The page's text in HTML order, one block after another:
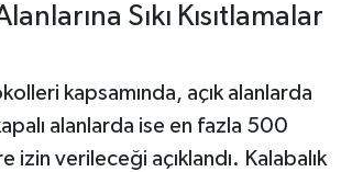
Sıkı Kısıtlamalar
kapsamında, açık alanlarda
alanlarda ise en fazla 500
izin verileceği açıklandı. Kalabalık